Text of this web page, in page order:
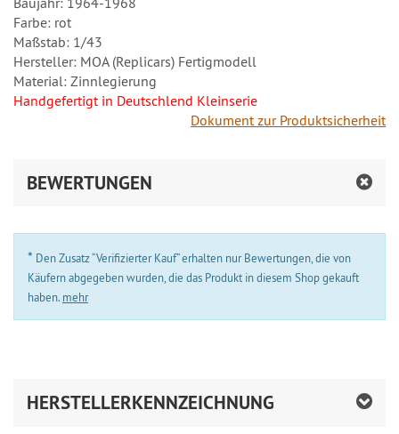
Farbe: rot
Maßstab: 1/43
Hersteller: MOA (Replicars) Fertigmodell
Material: Zinnlegierung
Handgefertigt in Deutschlend Kleinserie
Dokument zur Produktsicherheit
BEWERTUNGEN
* Den Zusatz “Verifizierter Kauf” erhalten nur Bewertungen, die von
Käufern abgegeben wurden, die das Produkt in diesem Shop gekauft
haben. mehr
HERSTELLERKENNZEICHNUNG